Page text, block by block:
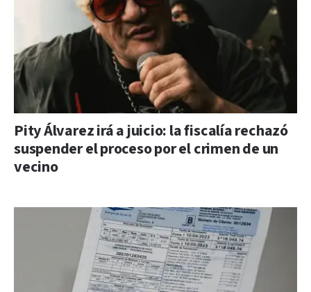
Pity Álvarez irá a juicio: la fiscalía rechazó
suspender el proceso por el crimen de un
vecino